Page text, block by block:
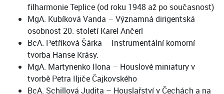
filharmonie Teplice (od roku 1948 až po současnost)
MgA. Kubíková Vanda – Významná dirigentská
osobnost 20. století Karel Ančerl
BcA. Petříková Šárka – Instrumentální komorní
tvorba Hanse Krásy:
MgA. Martynenko Ilona – Houslové miniatury v
tvorbě Petra Iljiče Čajkovského
BcA. Schillová Judita – Houslařství v Čechách a na